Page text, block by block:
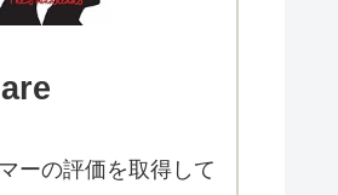
ーの評価を取得して